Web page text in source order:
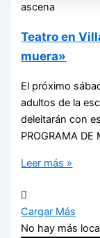
ascena
Teatro en
muera»
El próximo
adultos de la
deleitarán con
PROGRAMA
Leer más »
Cargar Más
No hay más